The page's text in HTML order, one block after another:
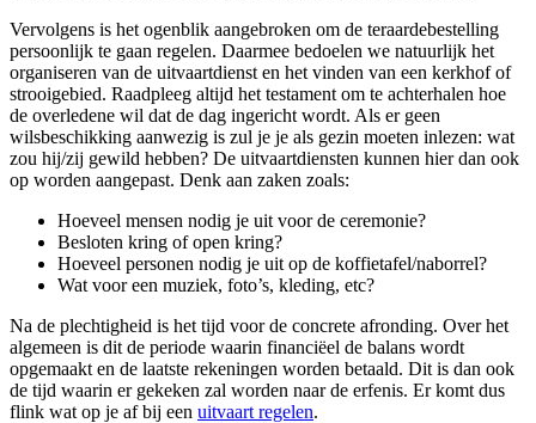
Vervolgens is het ogenblik aangebroken om de teraardebestelling
persoonlijk te gaan regelen. Daarmee bedoelen we natuurlijk het
organiseren van de uitvaartdienst en het vinden van een kerkhof of
strooigebied. Raadpleeg altijd het testament om te achterhalen hoe
de overledene wil dat de dag ingericht wordt. Als er geen
wilsbeschikking aanwezig is zul je je als gezin moeten inlezen: wat
zou hij/zij gewild hebben? De uitvaartdiensten kunnen hier dan ook
op worden aangepast. Denk aan zaken zoals:
Hoeveel mensen nodig je uit voor de ceremonie?
Besloten kring of open kring?
Hoeveel personen nodig je uit op de koffietafel/naborrel?
Wat voor een muziek, foto’s, kleding, etc?
Na de plechtigheid is het tijd voor de concrete afronding. Over het
algemeen is dit de periode waarin financiëel de balans wordt
opgemaakt en de laatste rekeningen worden betaald. Dit is dan ook
de tijd waarin er gekeken zal worden naar de erfenis. Er komt dus
flink wat op je af bij een uitvaart regelen.